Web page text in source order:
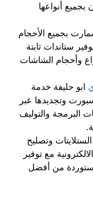
أنواعها
بجميع الأحجام
ستاندات ثابتة
وأحجام الشاشات
ابو حليفة خدمة
وتجديدها عبر
البرمجة والتوليف
وتصليح
مع توفير
من أفضل